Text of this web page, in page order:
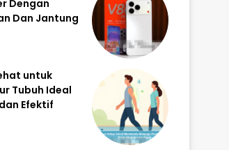
Dengan
Dan Jantung
untuk
Tubuh Ideal
Efektif